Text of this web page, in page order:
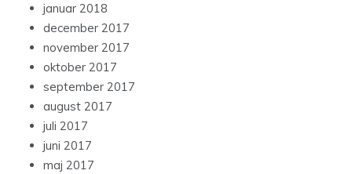
januar 2018
december 2017
november 2017
oktober 2017
september 2017
august 2017
juli 2017
juni 2017
maj 2017